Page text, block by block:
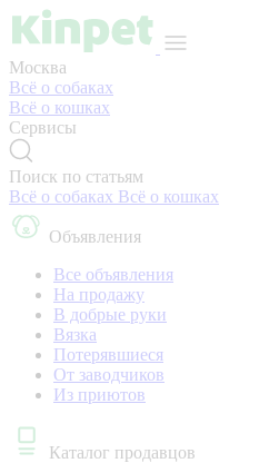
Москва
Всё о собаках
Всё о кошках
Сервисы
Поиск по статьям
Всё о собаках Всё о кошках
Объявления
Все объявления
На продажу
В добрые руки
Вязка
Потерявшиеся
От заводчиков
Из приютов
Каталог продавцов